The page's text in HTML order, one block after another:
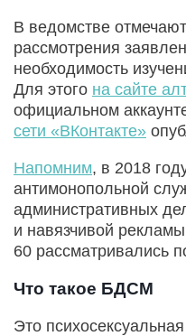
В ведомстве
рассмотрения
необходимость
Для этого на сайте
официальном
сети «ВКонтакте»
Напомним, в 2018
антимонопольной
административных
и навязчивой
60 рассматривались
Что такое БДСМ
Это